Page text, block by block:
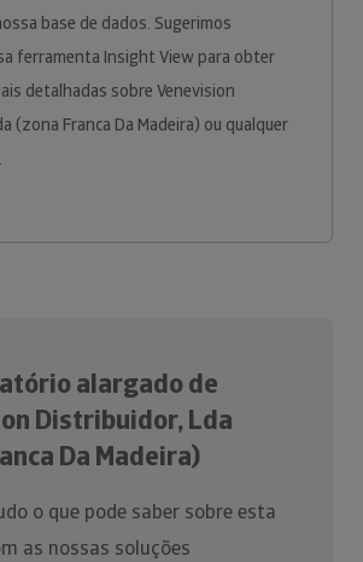
base de dados. Sugerimos
ferramenta Insight View para obter
detalhadas sobre Venevision
(zona Franca Da Madeira) ou qualquer
alargado de
Distribuidor, Lda
Da Madeira)
o que pode saber sobre esta
as nossas soluções